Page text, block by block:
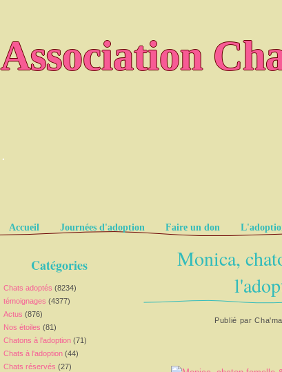
Association
.
Pages
Accueil Journées d'adoption Faire un don
Catégories
Chats adoptés (8234)
témoignages (4377)
Actus (876)
Nos étoiles (81)
Chatons à l'adoption (71)
Chats à l'adoption (44)
Chats réservés (27)
Monica,
Publié par